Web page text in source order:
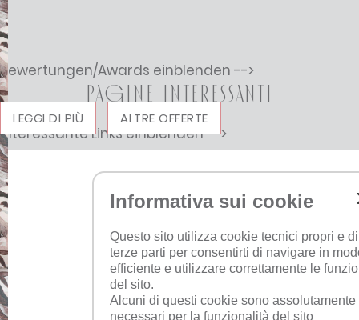
Informativa sui cookie
Questo sito utilizza cookie tecnici propri e di
terze parti per consentirti di navigare in
efficiente e utilizzare correttamente le
del sito.
Alcuni di questi cookie sono assolutamente
necessari per la funzionalità del sito
LEGGI DI PIÙ ALTRE OFFERTE
Bewertungen/Awards einblenden -->
Pagine interessanti
Interessante Links einblenden -->